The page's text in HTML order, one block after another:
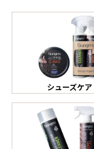
シューズケア